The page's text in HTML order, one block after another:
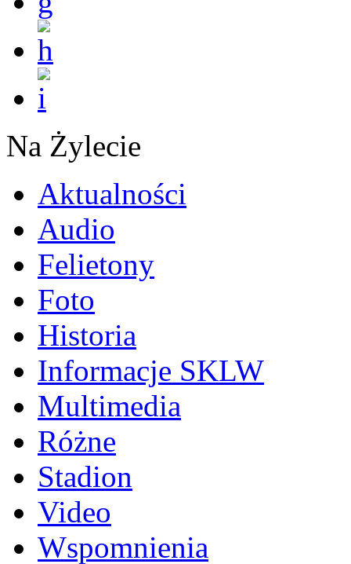
Na Żylecie
Aktualności
Audio
Felietony
Foto
Historia
Informacje SKLW
Multimedia
Różne
Stadion
Video
Wspomnienia